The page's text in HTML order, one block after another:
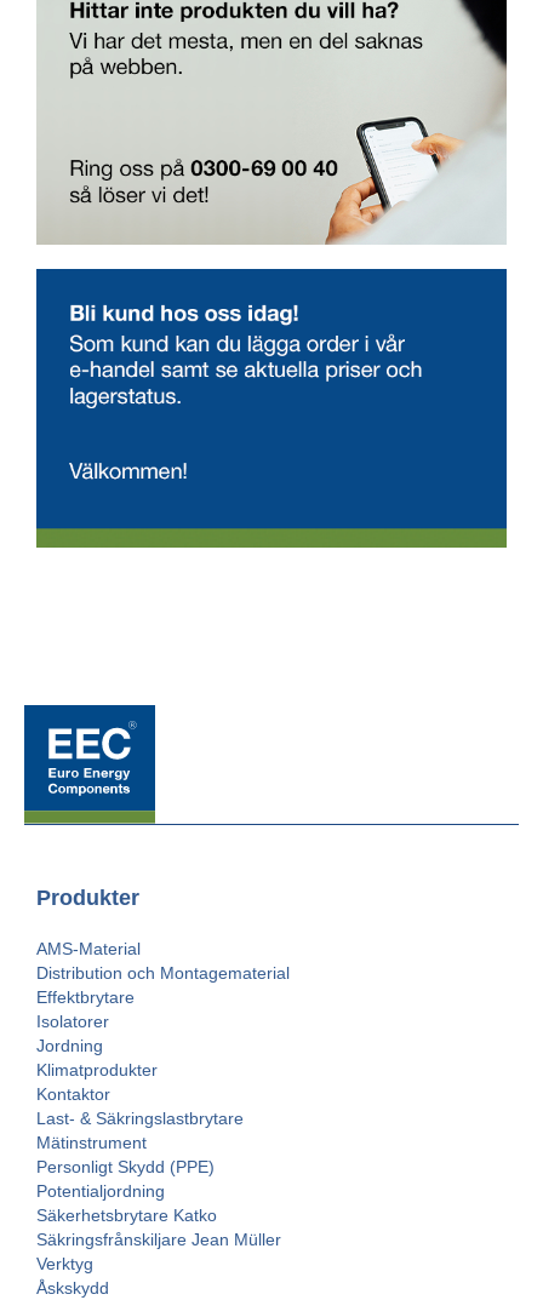
Produkter
AMS-Material
Distribution och Montagematerial
Effektbrytare
Isolatorer
Jordning
Klimatprodukter
Kontaktor
Last- & Säkringslastbrytare
Mätinstrument
Personligt Skydd (PPE)
Potentialjordning
Säkerhetsbrytare Katko
Säkringsfrånskiljare Jean Müller
Verktyg
Åskskydd